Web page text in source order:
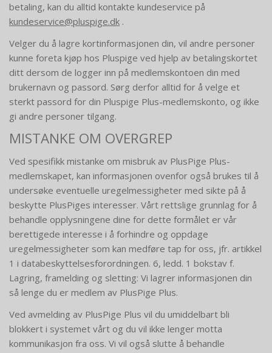
betaling, kan du alltid kontakte kundeservice på
kundeservice@pluspige.dk .
Velger du å lagre kortinformasjonen din, vil andre personer
kunne foreta kjøp hos Pluspige ved hjelp av betalingskortet
ditt dersom de logger inn på medlemskontoen din med
brukernavn og passord. Sørg derfor alltid for å velge et
sterkt passord for din Pluspige Plus-medlemskonto, og ikke
gi andre personer tilgang.
MISTANKE OM OVERGREP
Ved spesifikk mistanke om misbruk av PlusPige Plus-
medlemskapet, kan informasjonen ovenfor også brukes til å
undersøke eventuelle uregelmessigheter med sikte på å
beskytte PlusPiges interesser. Vårt rettslige grunnlag for å
behandle opplysningene dine for dette formålet er vår
berettigede interesse i å forhindre og oppdage
uregelmessigheter som kan medføre tap for oss, jfr. artikkel
1 i databeskyttelsesforordningen. 6, ledd. 1 bokstav f.
Lagring, framelding og sletting: Vi lagrer informasjonen din
så lenge du er medlem av PlusPige Plus.
Ved avmelding av PlusPige Plus vil du umiddelbart bli
blokkert i systemet vårt og du vil ikke lenger motta
kommunikasjon fra oss. Vi vil også slutte å behandle